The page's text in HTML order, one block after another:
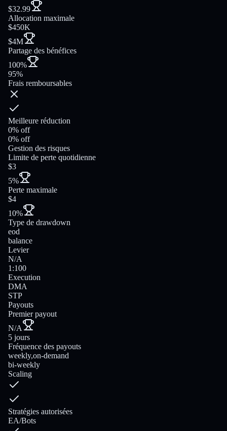
$32.99
Allocation maximale
$450K
$4M
Partage des bénéfices
100%
95%
Frais remboursables
Meilleure réduction
0% off
0% off
Gestion des risques
Limite de perte quotidienne
$3
5%
Perte maximale
$4
10%
Type de drawdown
eod
balance
Levier
N/A
1:100
Execution
DMA
STP
Payouts
Premier payout
N/A
5 jours
Fréquence des payouts
weekly,on-demand
bi-weekly
Scaling
Stratégies autorisées
EA/Bots